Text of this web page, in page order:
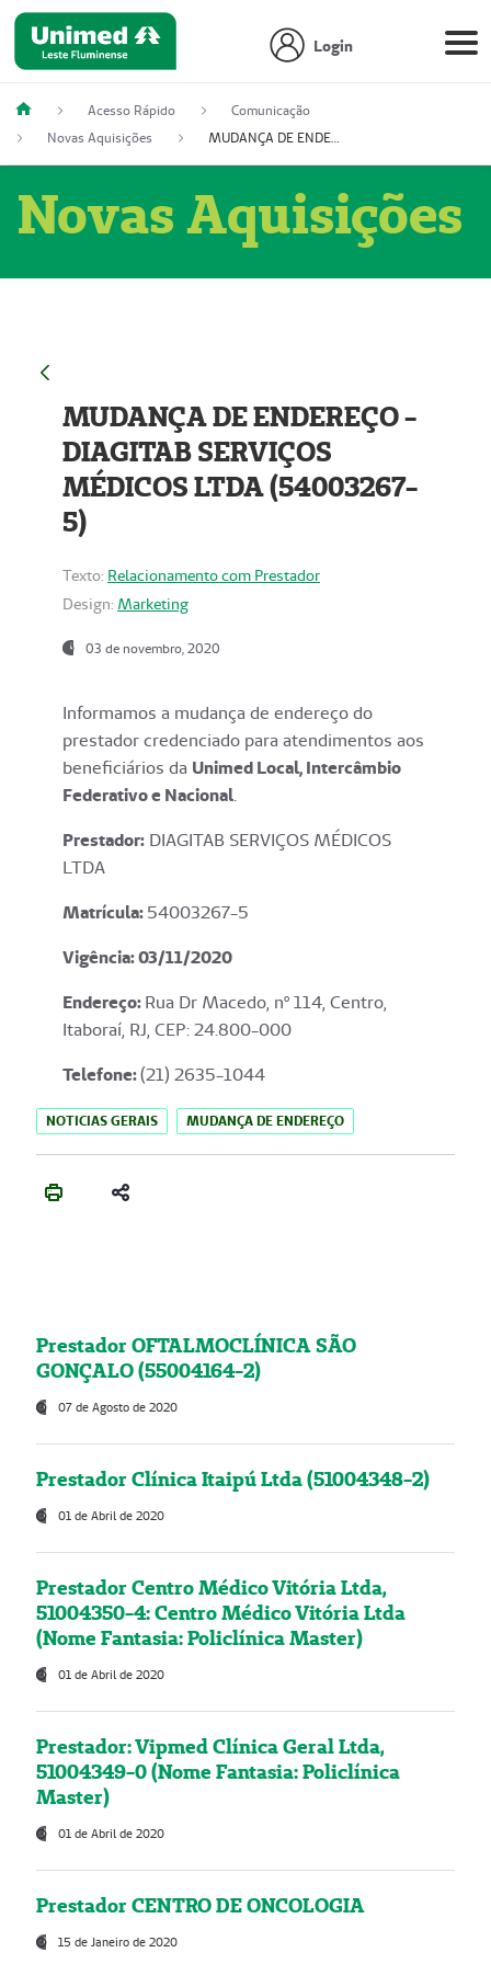
Login
Acesso Rápido
Comunicação
Novas Aquisições
MUDANÇA DE ENDEREÇO - DIAGITAB SERVIÇOS MÉDICOS LTDA (54003267-5)
Novas Aquisições
MUDANÇA DE ENDEREÇO -
DIAGITAB SERVIÇOS
MÉDICOS LTDA (54003267-
5)
Texto: Relacionamento com Prestador
Design: Marketing
03 de novembro, 2020
Informamos a mudança de endereço do
prestador credenciado para atendimentos aos
beneficiários da Unimed Local, Intercâmbio
Federativo e Nacional.
Prestador: DIAGITAB SERVIÇOS MÉDICOS
LTDA
Matrícula:54003267-5
Vigência: 03/11/2020
Endereço:Rua Dr Macedo, nº 114, Centro,
Itaboraí, RJ, CEP: 24.800-000
Telefone:(21) 2635-1044
NOTICIAS GERAIS MUDANÇA DE ENDEREÇO
Prestador OFTALMOCLÍNICA SÃO
GONÇALO (55004164-2)
07 de Agosto de 2020
Prestador Clínica Itaipú Ltda (51004348-2)
01 de Abril de 2020
Prestador Centro Médico Vitória Ltda,
51004350-4: Centro Médico Vitória Ltda
(Nome Fantasia: Policlínica Master)
01 de Abril de 2020
Prestador: Vipmed Clínica Geral Ltda,
51004349-0 (Nome Fantasia: Policlínica
Master)
01 de Abril de 2020
Prestador CENTRO DE ONCOLOGIA
15 de Janeiro de 2020